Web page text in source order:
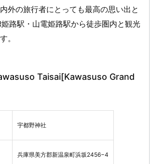
外の旅行者にとっても最高の思い出と
路駅・山電姫路駅から徒歩圏内と観光
。
Taisai[Kawasuso Grand
宇都野神社
兵庫県美方郡新温泉町浜坂2456−4